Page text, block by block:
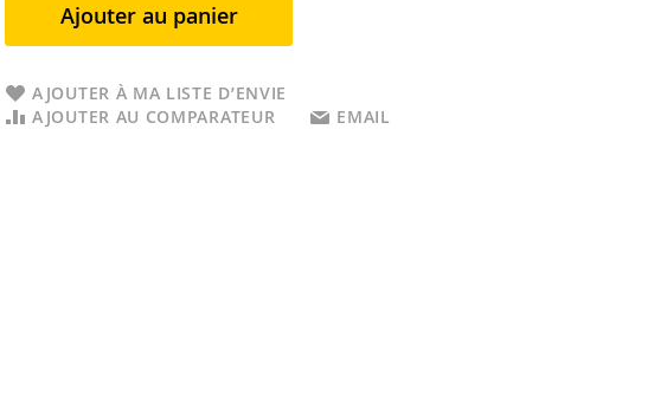
Ajouter au panier
AJOUTER À MA LISTE D’ENVIE
AJOUTER AU COMPARATEUR
EMAIL